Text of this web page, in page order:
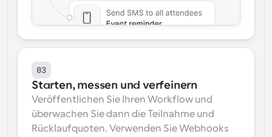
03
Starten, messen und verfeinern
Veröffentlichen Sie Ihren Workflow und
überwachen Sie dann die Teilnahme und
Rücklaufquoten. Verwenden Sie Webhooks